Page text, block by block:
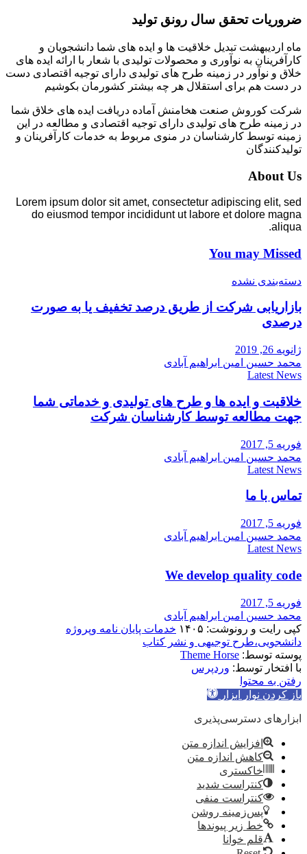
ضروریات تحقق سال رونق تولید
ماه اردیبهشت تبدیل خلاقیت ها و ایده های شما دانشجویان و
کارآفرینان به نوآوری و محصولات تولیدی با شعار با ارائه ایده های
خلاق و نوآور در زمینه طرح های تولیدی دارای توجیه اقتصادی دست
در دست هم برای استقلال هر چه بیشتر کشورمان بکوشیم
شرکت کوروش صنعت هخامنش آماده دریافت ایده های خلاق شما
در زمینه طرح های تولیدی دارای توجیه اقتصادی و مطالعه در این
زمینه توسط کارشناسان در منوی مربوط به خدمات کارآفرینان و
تولیدکنندگان
About Us
Lorem ipsum dolor sit amet, consectetur adipiscing elit, sed
do eiusmod tempor incididunt ut labore et dolore magna
aliqua.
You may Missed
دسته‌بندی نشده
بازاریابی شرکت از طریق درصد تخفیف یا به صورت
درصدی
ژانویه 26, 2019
محمد حسین امین ابراهیم آبادی
Latest News
خلاقیت و ایده ها و طرح های تولیدی و خدماتی شما
جهت مطالعه توسط کارشناسان شرکت
فوریه 5, 2017
محمد حسین امین ابراهیم آبادی
Latest News
تماس با ما
فوریه 5, 2017
محمد حسین امین ابراهیم آبادی
Latest News
We develop quality code
فوریه 5, 2017
محمد حسین امین ابراهیم آبادی
کپی رایت و رونوشت: ۱۴۰۵
خدمات پایان نامه وپروژه
دانشجویی،طرح توجیهی و نشر کتاب
پوسته توسط: Theme Horse
با افتخار توسط: وردپرس
رفتن به محتوا
باز کردن نوار ابزار
ابزارهای دسترسی‌پذیری
افزایش اندازه متن
کاهش اندازه متن
خاکستری
کنتراست شدید
کنتراست منفی
پس‌زمینه روشن
خط زیر پیوندها
قلم خوانا